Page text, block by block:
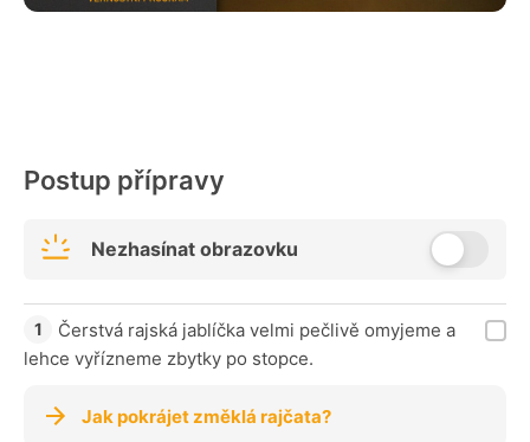
Postup přípravy
Nezhasínat obrazovku
Čerstvá rajská jablíčka velmi pečlivě omyjeme a
lehce vyřízneme zbytky po stopce.
Jak pokrájet změklá rajčata?